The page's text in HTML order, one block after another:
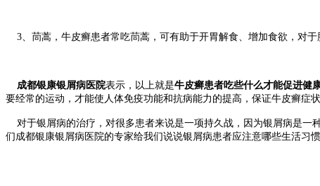
3、茼蒿，牛皮癣患者常吃茼蒿，可有助于开胃解食、增加食欲，对
成都银康银屑病医院表示，以上就是牛皮癣患者吃些什么才能促进健
要经常的运动，才能使人体免疫功能和抗病能力的提高，保证牛皮癣症状
对于银屑病的治疗，对很多患者来说是一项持久战，因为银屑病是一
们成都银康银屑病医院的专家给我们说说银屑病患者应注意哪些生活习惯